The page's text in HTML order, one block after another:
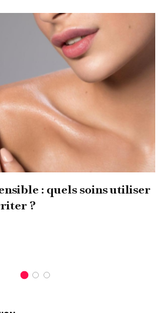
: quels soins utiliser
?